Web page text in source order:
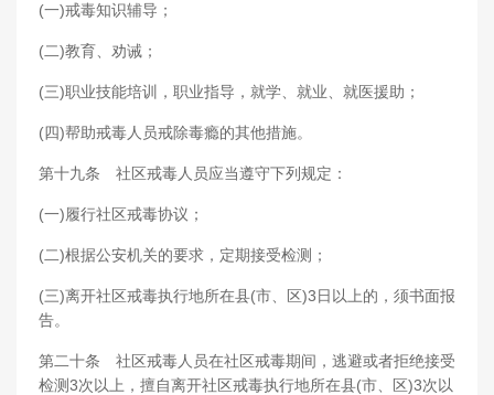
(一)戒毒知识辅导；
(二)教育、劝诫；
(三)职业技能培训，职业指导，就学、就业、就医援助；
(四)帮助戒毒人员戒除毒瘾的其他措施。
第十九条 社区戒毒人员应当遵守下列规定：
(一)履行社区戒毒协议；
(二)根据公安机关的要求，定期接受检测；
(三)离开社区戒毒执行地所在县(市、区)3日以上的，须书面报
告。
第二十条 社区戒毒人员在社区戒毒期间，逃避或者拒绝接受
检测3次以上，擅自离开社区戒毒执行地所在县(市、区)3次以